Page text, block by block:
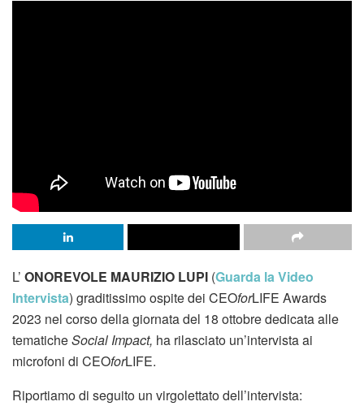
L’ ONOREVOLE MAURIZIO LUPI (Guarda la Video
Intervista) graditissimo ospite dei CEOforLIFE Awards
2023 nel corso della giornata del 18 ottobre dedicata alle
tematicheSocial Impact, ha rilasciato un’intervista ai
microfoni di CEOforLIFE.
Riportiamo di seguito un virgolettato dell’intervista: